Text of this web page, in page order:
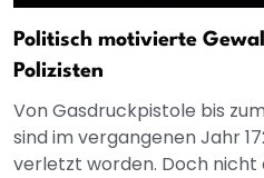
Politisch motivierte
Polizisten
Von Gasdruckpistole bis
sind im vergangenen Jahr
verletzt worden. Doch nicht